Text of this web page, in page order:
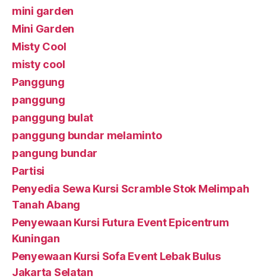
mini garden
Mini Garden
Misty Cool
misty cool
Panggung
panggung
panggung bulat
panggung bundar melaminto
pangung bundar
Partisi
Penyedia Sewa Kursi Scramble Stok Melimpah
Tanah Abang
Penyewaan Kursi Futura Event Epicentrum
Kuningan
Penyewaan Kursi Sofa Event Lebak Bulus
Jakarta Selatan